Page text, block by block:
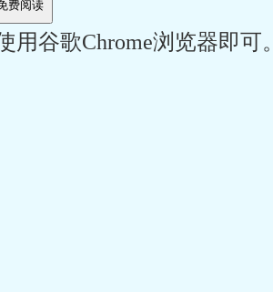
谷歌Chrome浏览器即可。